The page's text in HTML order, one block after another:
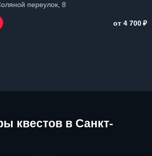
переулок, 8
от 4 700₽
квестов в Санкт-